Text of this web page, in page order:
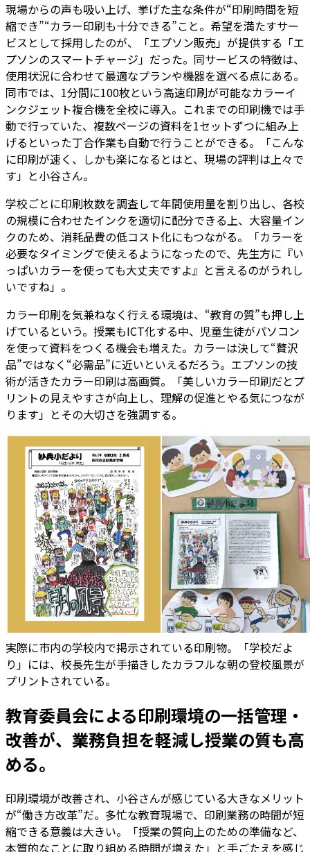
現場からの声も吸い上げ、挙げた主な条件が“印刷時間を短
縮でき”“カラー印刷も十分できる”こと。希望を満たすサー
ビスとして採用したのが、「エプソン販売」が提供する「エ
プソンのスマートチャージ」だった。同サービスの特徴は、
使用状況に合わせて最適なプランや機器を選べる点にある。
同市では、1分間に100枚という高速印刷が可能なカラーイ
ンクジェット複合機を全校に導入。これまでの印刷機では手
動で行っていた、複数ページの資料を1セットずつに組み上
げるといった丁合作業も自動で行うことができる。「こんな
に印刷が速く、しかも楽になるとはと、現場の評判は上々で
す」と小谷さん。
学校ごとに印刷枚数を調査して年間使用量を割り出し、各校
の規模に合わせたインクを適切に配分できる上、大容量イン
クのため、消耗品費の低コスト化にもつながる。「カラーを
必要なタイミングで使えるようになったので、先生方に『い
っぱいカラーを使っても大丈夫ですよ』と言えるのがうれし
いですね」。
カラー印刷を気兼ねなく行える環境は、“教育の質”も押し上
げているという。授業もICT化する中、児童生徒がパソコン
を使って資料をつくる機会も増えた。カラーは決して“贅沢
品”ではなく“必需品”に近いといえるだろう。エプソンの技
術が活きたカラー印刷は高画質。「美しいカラー印刷だとプ
リントの見えやすさが向上し、理解の促進とやる気につなが
ります」とその大切さを強調する。
実際に市内の学校内で掲示されている印刷物。「学校だよ
り」には、校長先生が手描きしたカラフルな朝の登校風景が
プリントされている。
教育委員会による印刷環境の一括管理・
改善が、業務負担を軽減し授業の質も高
める。
印刷環境が改善され、小谷さんが感じている大きなメリット
が“働き方改革”だ。多忙な教育現場で、印刷業務の時間が短
縮できる意義は大きい。「授業の質向上のための準備など、
本質的なことに取り組める時間が増えた」と手ごたえを感じ